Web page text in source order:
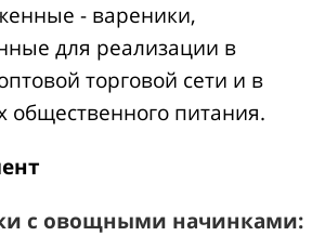
- вареники,
для реализации в
торговой сети и в
общественного питания.
с овощными начинками: